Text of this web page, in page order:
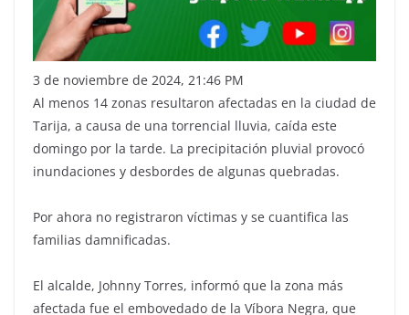
3 de noviembre de 2024, 21:46 PM
Al menos 14 zonas resultaron afectadas en la ciudad de
Tarija, a causa de una torrencial lluvia, caída este
domingo por la tarde. La precipitación pluvial provocó
inundaciones y desbordes de algunas quebradas.
Por ahora no registraron víctimas y se cuantifica las
familias damnificadas.
El alcalde, Johnny Torres, informó que la zona más
afectada fue el embovedado de la Víbora Negra, que